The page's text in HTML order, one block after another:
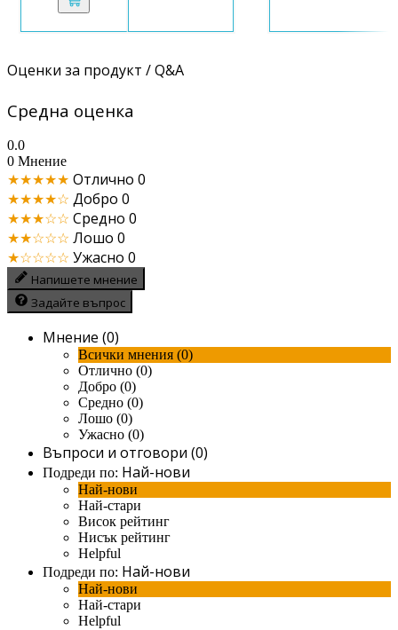
Оценки за продукт / Q&A
Средна оценка
0.0
0 Мнение
★★★★★ Отлично 0
★★★★☆ Добро 0
★★★☆☆ Средно 0
★★☆☆☆ Лошо 0
★☆☆☆☆ Ужасно 0
Напишете мнение
Задайте въпрос
Мнение (0)
Всички мнения (0)
Отлично (0)
Добро (0)
Средно (0)
Лошо (0)
Ужасно (0)
Въпроси и отговори (0)
Подреди по: Най-нови
Най-нови
Най-стари
Висок рейтинг
Нисък рейтинг
Helpful
Подреди по: Най-нови
Най-нови
Най-стари
Helpful